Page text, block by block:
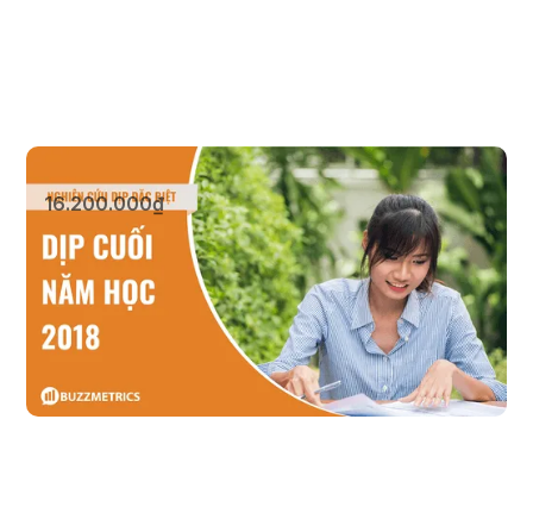
Dịp Cuối Năm Học 2023
16.200.000₫
Xem sản phẩm